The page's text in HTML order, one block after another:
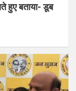
हुए बताया- डूब